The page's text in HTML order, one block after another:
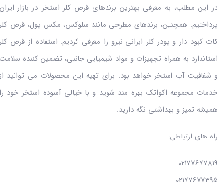
این مطلب، به معرفی بهترین برندهای قرص کلر استخر در بازار
همچنین، برندهای مطرحی مانند سلوکس، مکس پول، قرص
کبود دار و پودر کلر ایرانی نیرو را معرفی کردیم. استفاده از قرص
به همراه تجهیزات و مواد شیمیایی جانبی، تضمین کننده
شفافیت آب استخر خواهد بود. برای تهیه این محصولات می توانید
مجموعه اکواتک بهره مند شوید و با خیالی آسوده استخر خود
تمیز و بهداشتی نگه دارید.
های ارتباطی: